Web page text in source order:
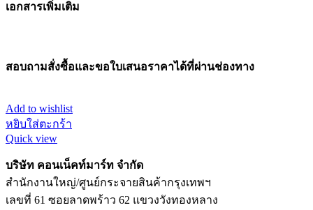
เอกสารเพิ่มเติม
สอบถามสั่งซื้อและขอใบเสนอราคาได้ที่ผ่านช่องทาง
Add to wishlist
หยิบใส่ตะกร้า
Quick view
บริษัท คอนเน็คท์มาร์ท จำกัด
สำนักงานใหญ่/ศูนย์กระจายสินค้ากรุงเทพฯ
เลขที่ 61 ซอยลาดพร้าว 62 แขวงวังทองหลาง